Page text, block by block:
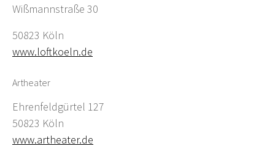
Wißmannstraße 30
50823 Köln
www.loftkoeln.de
Artheater
Ehrenfeldgürtel 127
50823 Köln
www.artheater.de